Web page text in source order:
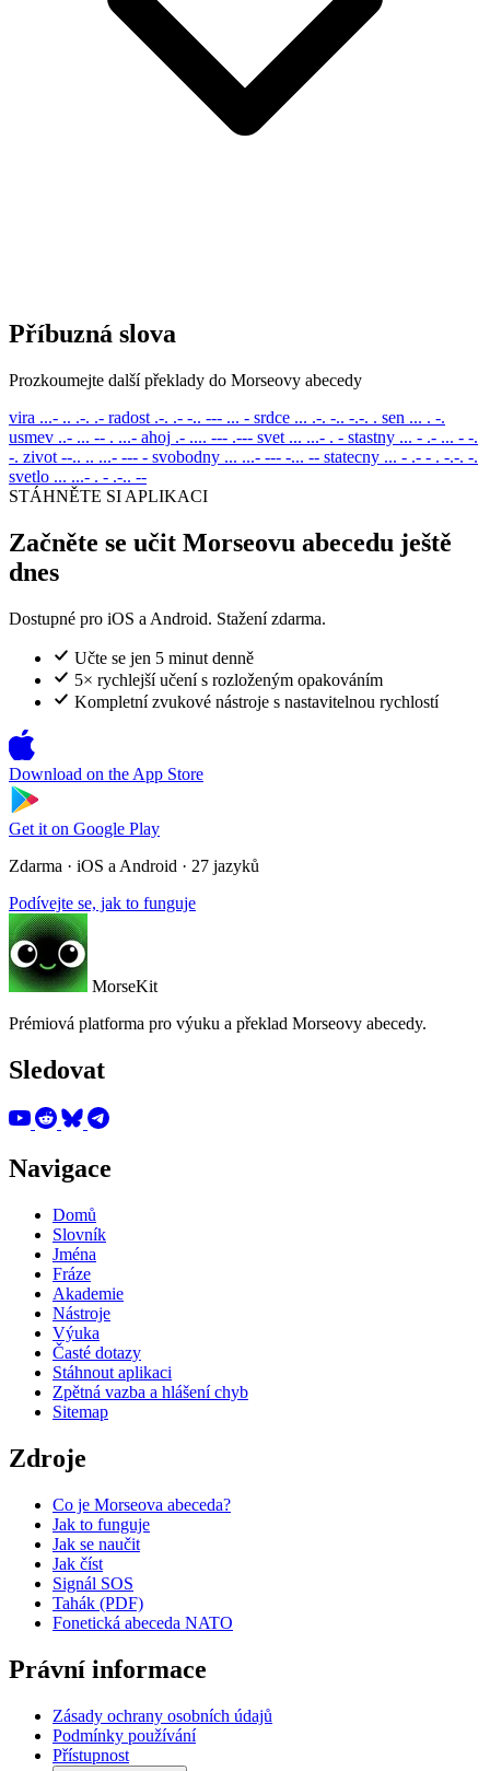
Příbuzná slova
Prozkoumejte další překlady do Morseovy abecedy
vira ...- .. .-. .- radost .-. .- -.. --- ... - srdce ... .-. -.. -.-. . sen ... . -.
usmev ..- ... -- . ...- ahoj .- .... --- .--- svet ... ...- . - stastny ... - .- ... - -.
-. zivot --.. .. ...- --- - svobodny ... ...- --- -... -- statecny ... - .- - . -.-. -.
svetlo ... ...- . - .-.. --
STÁHNĚTE SI APLIKACI
Začněte se učit Morseovu abecedu ještě
dnes
Dostupné pro iOS a Android. Stažení zdarma.
Učte se jen 5 minut denně
5× rychlejší učení s rozloženým opakováním
Kompletní zvukové nástroje s nastavitelnou rychlostí
Download on the App Store
Get it on Google Play
Zdarma · iOS a Android · 27 jazyků
Podívejte se, jak to funguje
MorseKit
Prémiová platforma pro výuku a překlad Morseovy abecedy.
Sledovat
Navigace
Domů
Slovník
Jména
Fráze
Akademie
Nástroje
Výuka
Časté dotazy
Stáhnout aplikaci
Zpětná vazba a hlášení chyb
Sitemap
Zdroje
Co je Morseova abeceda?
Jak to funguje
Jak se naučit
Jak číst
Signál SOS
Tahák (PDF)
Fonetická abeceda NATO
Právní informace
Zásady ochrany osobních údajů
Podmínky používání
Přístupnost